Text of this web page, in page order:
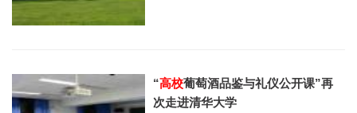
“高校葡萄酒品鉴与礼仪公开课”再
次走进清华大学